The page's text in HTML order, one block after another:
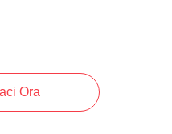
Ora